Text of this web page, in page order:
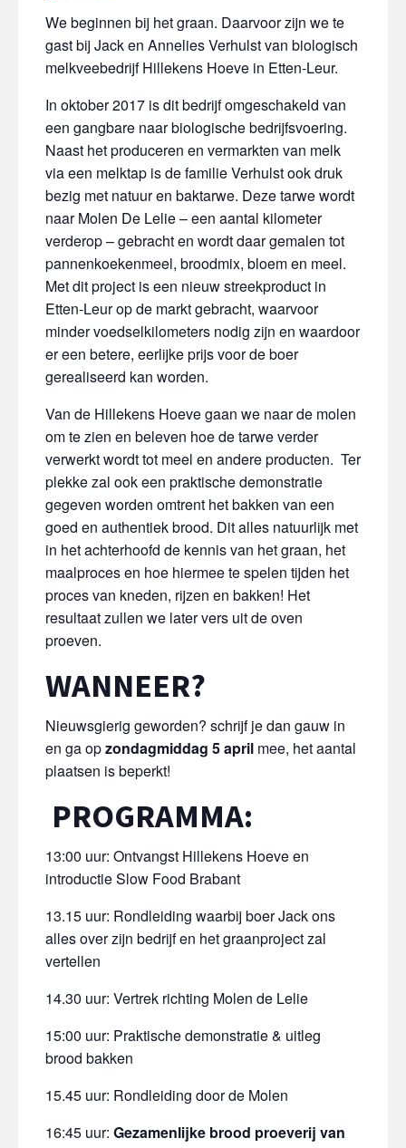
We beginnen bij het graan. Daarvoor zijn we te
gast bij Jack en Annelies Verhulst van biologisch
melkveebedrijf Hillekens Hoeve in Etten-Leur.
In oktober 2017 is dit bedrijf omgeschakeld van
een gangbare naar biologische bedrijfsvoering.
Naast het produceren en vermarkten van melk
via een melktap is de familie Verhulst ook druk
bezig met natuur en baktarwe. Deze tarwe wordt
naar Molen De Lelie – een aantal kilometer
verderop – gebracht en wordt daar gemalen tot
pannenkoekenmeel, broodmix, bloem en meel.
Met dit project is een nieuw streekproduct in
Etten-Leur op de markt gebracht, waarvoor
minder voedselkilometers nodig zijn en waardoor
er een betere, eerlijke prijs voor de boer
gerealiseerd kan worden.
Van de Hillekens Hoeve gaan we naar de molen
om te zien en beleven hoe de tarwe verder
verwerkt wordt tot meel en andere producten. Ter
plekke zal ook een praktische demonstratie
gegeven worden omtrent het bakken van een
goed en authentiek brood. Dit alles natuurlijk met
in het achterhoofd de kennis van het graan, het
maalproces en hoe hiermee te spelen tijden het
proces van kneden, rijzen en bakken! Het
resultaat zullen we later vers uit de oven
proeven.
WANNEER?
Nieuwsgierig geworden? schrijf je dan gauw in
en ga opzondagmiddag 5 april mee, het aantal
plaatsen is beperkt!
PROGRAMMA:
13:00 uur: Ontvangst Hillekens Hoeve en
introductie Slow Food Brabant
13.15 uur: Rondleiding waarbij boer Jack ons
alles over zijn bedrijf en het graanproject zal
vertellen
14.30 uur: Vertrek richting Molen de Lelie
15:00 uur: Praktische demonstratie & uitleg
brood bakken
15.45 uur: Rondleiding door de Molen
16:45 uur: Gezamenlijke brood proeverij van